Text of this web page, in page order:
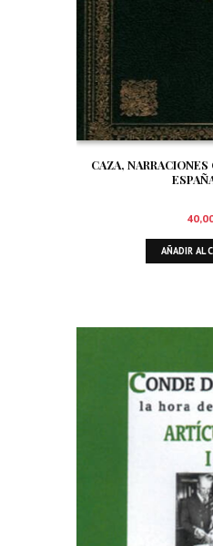
CAZA,
AÑADIR AL